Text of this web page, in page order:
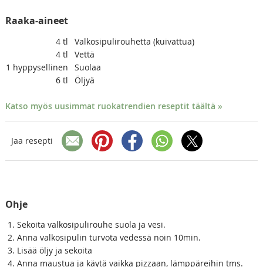
Raaka-aineet
4 tl
Valkosipulirouhetta (kuivattua)
4 tl
Vettä
1 hyppysellinen
Suolaa
6 tl Öljyä
Katso myös uusimmat ruokatrendien reseptit täältä »
Jaa resepti
Ohje
Sekoita valkosipulirouhe suola ja vesi.
Anna valkosipulin turvota vedessä noin 10min.
Lisää öljy ja sekoita
Anna maustua ja käytä vaikka pizzaan, lämppäreihin tms.